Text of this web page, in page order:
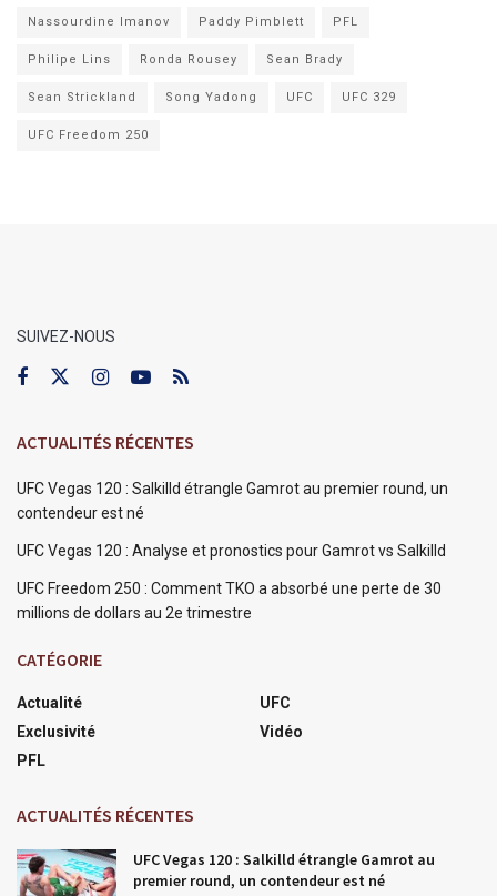
Nassourdine Imanov Paddy Pimblett PFL
Philipe Lins Ronda Rousey Sean Brady
Sean Strickland Song Yadong UFC UFC 329
UFC Freedom 250
SUIVEZ-NOUS
ACTUALITÉS RÉCENTES
UFC Vegas 120 : Salkilld étrangle Gamrot au premier round, un
contendeur est né
UFC Vegas 120 : Analyse et pronostics pour Gamrot vs Salkilld
UFC Freedom 250 : Comment TKO a absorbé une perte de 30
millions de dollars au 2e trimestre
CATÉGORIE
Actualité
Exclusivité
PFL
UFC
Vidéo
ACTUALITÉS RÉCENTES
UFC Vegas 120 : Salkilld étrangle Gamrot au
premier round, un contendeur est né